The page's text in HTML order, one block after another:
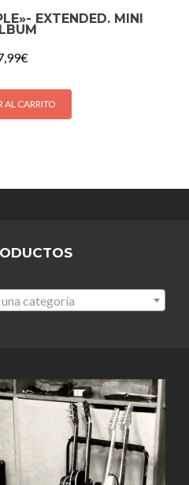
EXTENDED. MINI
€
AL CARRITO
categoría